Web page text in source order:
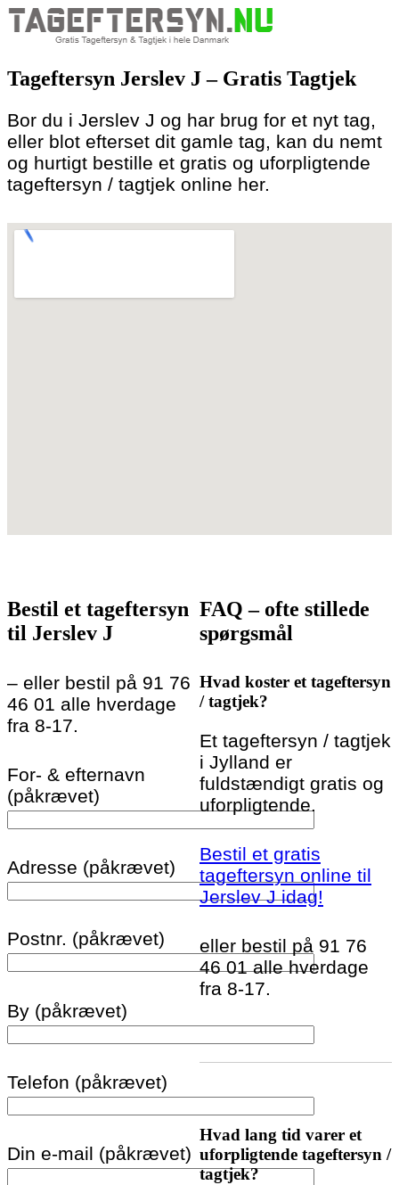
to
content
Tageftersyn Jerslev J – Gratis Tagtjek
Bor du i Jerslev J og har brug for et nyt tag,
eller blot efterset dit gamle tag, kan du nemt
og hurtigt bestille et gratis og uforpligtende
tageftersyn / tagtjek online her.
Bestil et tageftersyn
til Jerslev J
– eller bestil på 91 76
46 01 alle hverdage
fra 8-17.
For- & efternavn
(påkrævet)
Adresse (påkrævet)
Postnr. (påkrævet)
By (påkrævet)
Telefon (påkrævet)
Din e-mail (påkrævet)
FAQ – ofte stillede
spørgsmål
Hvad koster et tageftersyn
/ tagtjek?
Et tageftersyn / tagtjek
i Jylland er
fuldstændigt gratis og
uforpligtende.
Bestil et gratis
tageftersyn online til
Jerslev J idag!
eller bestil på 91 76
46 01 alle hverdage
fra 8-17.
Hvad lang tid varer et
uforpligtende tageftersyn /
tagtjek?